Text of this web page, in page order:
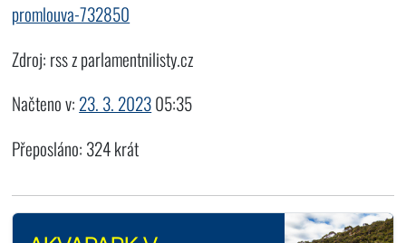
promlouva-732850
Zdroj: rss z parlamentnilisty.cz
Načteno v: 23. 3. 202305:35
Přeposláno: 324 krát